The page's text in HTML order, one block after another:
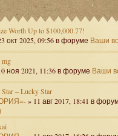
Worth Up to $100,000.77!
окт 2025, 09:56 в форуме Ваши
mg
ноя 2021, 11:36 в форуме Ваши
– Lucky Star
» 11 авг 2017, 18:41 в